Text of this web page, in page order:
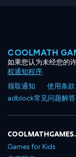
COOLMATH
如果您认为未经您的
权通知程序.
领取通知
使用条款
adblock常见问题解答
Games for Kids